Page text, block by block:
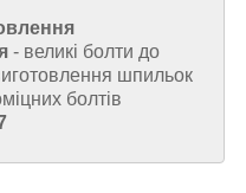
- великі болти до
шпильок
болтів